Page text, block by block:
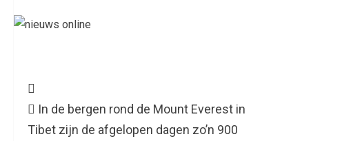

 In de bergen rond de Mount Everest in
Tibet zijn de afgelopen dagen zo’n 900